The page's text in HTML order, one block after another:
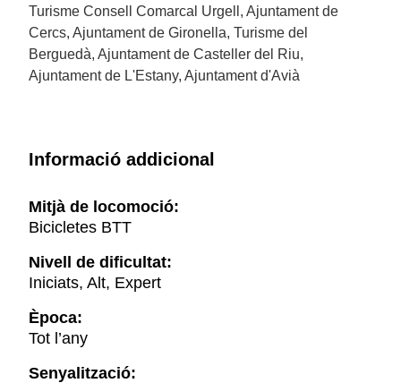
Turisme Consell Comarcal Urgell, Ajuntament de
Cercs, Ajuntament de Gironella, Turisme del
Berguedà, Ajuntament de Casteller del Riu,
Ajuntament de L'Estany, Ajuntament d'Avià
Informació addicional
Mitjà de locomoció:
Bicicletes BTT
Nivell de dificultat:
Iniciats, Alt, Expert
Època:
Tot l’any
Senyalització: